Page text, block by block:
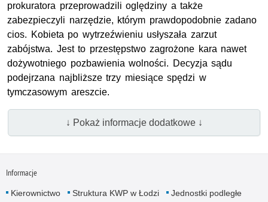
prokuratora przeprowadzili oględziny a także
zabezpieczyli narzędzie, którym prawdopodobnie zadano
cios. Kobieta po wytrzeźwieniu usłyszała zarzut
zabójstwa. Jest to przestępstwo zagrożone kara nawet
dożywotniego pozbawienia wolności. Decyzja sądu
podejrzana najbliższe trzy miesiące spędzi w
tymczasowym areszcie.
↓ Pokaż informacje dodatkowe ↓
Informacje
Kierownictwo Struktura KWP w Łodzi
Jednostki podległe